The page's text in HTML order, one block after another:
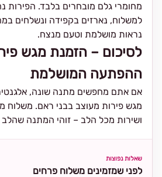
מחומרי גלם מובחרים בלבד. הפירות
למשלוח, נארזים בקפידה ונשלחים
נראות מושלמת וטעם מנצח.
לסיכום – הזמנת מגש
ההפתעה המושלמת
אם אתם מחפשים מתנה שונה,
מגש פירות מעוצב בבני ראם. משלוח
ושירות מכל הלב – זוהי המתנה
שאלות נפוצות
לפני שמזמינים משלוח פרחים